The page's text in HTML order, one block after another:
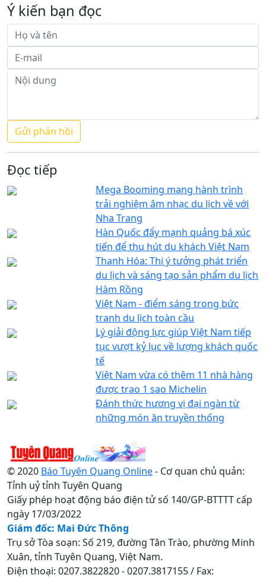
Ý kiến bạn đọc
Đọc tiếp
Mega Booming mang hành trình
trải nghiệm âm nhạc du lịch về với
Nha Trang
Hàn Quốc đẩy mạnh quảng bá xúc
tiến để thu hút du khách Việt Nam
Thanh Hóa: Thi ý tưởng phát triển
du lịch và sáng tạo sản phẩm du lịch
Hàm Rồng
Việt Nam - điểm sáng trong bức
tranh du lịch toàn cầu
Lý giải động lực giúp Việt Nam tiếp
tục vượt kỷ lục về lượng khách quốc
tế
Việt Nam vừa có thêm 11 nhà hàng
được trao 1 sao Michelin
Đánh thức hương vị đại ngàn từ
những món ăn truyền thống
© 2020 Báo Tuyên Quang Online- Cơ quan chủ quản:
Tỉnh uỷ tỉnh Tuyên Quang
Giấy phép hoạt động báo điện tử số 140/GP-BTTTT cấp
ngày 17/03/2022
Giám đốc: Mai Đức Thông
Trụ sở Tòa soạn: Số 219, đường Tân Trào, phường Minh
Xuân, tỉnh Tuyên Quang, Việt Nam.
Điện thoại: 0207.3822820 - 0207.3817155 / Fax: